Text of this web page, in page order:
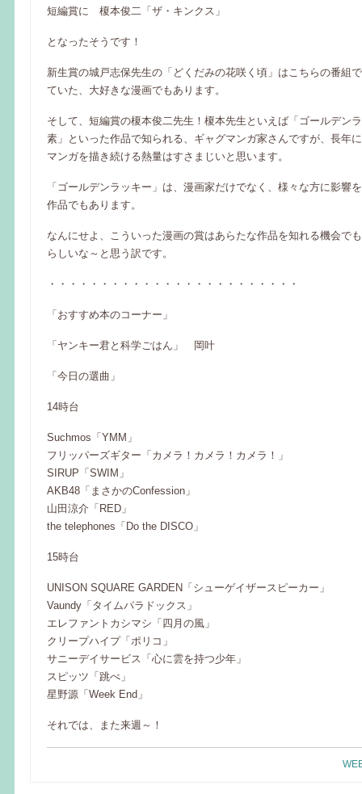
短編賞に 榎本俊二「ザ・キンクス」
となったそうです！
新生賞の城戸志保先生の「どくだみの花咲く頃」はこちらの番組
ていた、大好きな漫画でもあります。
そして、短編賞の榎本俊二先生！榎本先生といえば「ゴールデン
素」といった作品で知られる、ギャグマンガ家さんですが、長年
マンガを描き続ける熱量はすさまじいと思います。
「ゴールデンラッキー」は、漫画家だけでなく、様々な方に影響
作品でもあります。
なんにせよ、こういった漫画の賞はあらたな作品を知れる機会で
らしいな～と思う訳です。
・・・・・・・・・・・・・・・・・・・・・・・・
「おすすめ本のコーナー」
「ヤンキー君と科学ごはん」 岡叶
「今日の選曲」
14時台
Suchmos「YMM」
フリッパーズギター「カメラ！カメラ！カメラ！」
SIRUP「SWIM」
AKB48「まさかのConfession」
山田涼介「RED」
the telephones「Do the DISCO」
15時台
UNISON SQUARE GARDEN「シューゲイザースピーカー」
Vaundy「タイムパラドックス」
エレファントカシマシ「四月の風」
クリープハイプ「ポリコ」
サニーデイサービス「心に雲を持つ少年」
スピッツ「跳べ」
星野源「Week End」
それでは、また来週～！